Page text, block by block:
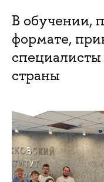
В обучении,
формате,
специалисты
страны